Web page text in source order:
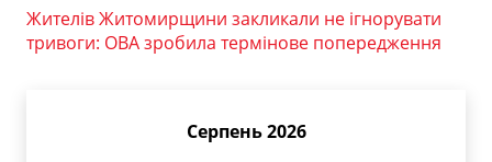
Жителів Житомирщини закликали не ігнорувати
тривоги: ОВА зробила термінове попередження
Серпень 2026